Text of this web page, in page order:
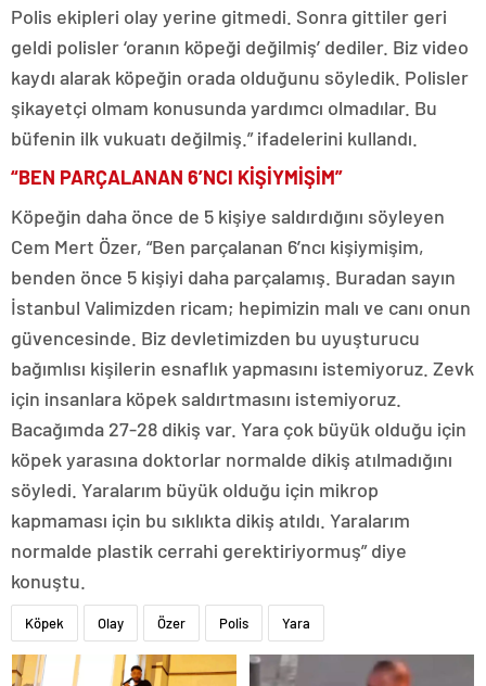
Polis ekipleri olay yerine gitmedi. Sonra gittiler geri
geldi polisler ‘oranın köpeği değilmiş’ dediler. Biz video
kaydı alarak köpeğin orada olduğunu söyledik. Polisler
şikayetçi olmam konusunda yardımcı olmadılar. Bu
büfenin ilk vukuatı değilmiş.” ifadelerini kullandı.
“BEN PARÇALANAN 6’NCI KİŞİYMİŞİM”
Köpeğin daha önce de 5 kişiye saldırdığını söyleyen
Cem Mert Özer, “Ben parçalanan 6’ncı kişiymişim,
benden önce 5 kişiyi daha parçalamış. Buradan sayın
İstanbul Valimizden ricam; hepimizin malı ve canı onun
güvencesinde. Biz devletimizden bu uyuşturucu
bağımlısı kişilerin esnaflık yapmasını istemiyoruz. Zevk
için insanlara köpek saldırtmasını istemiyoruz.
Bacağımda 27-28 dikiş var. Yara çok büyük olduğu için
köpek yarasına doktorlar normalde dikiş atılmadığını
söyledi. Yaralarım büyük olduğu için mikrop
kapmaması için bu sıklıkta dikiş atıldı. Yaralarım
normalde plastik cerrahi gerektiriyormuş” diye
konuştu.
Köpek Olay Özer Polis Yara